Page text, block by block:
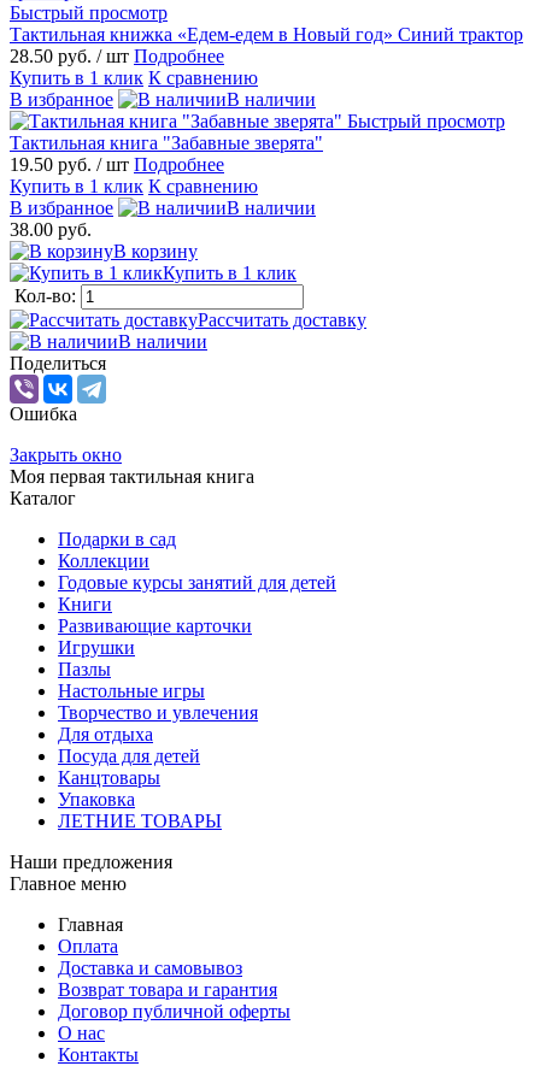
Быстрый просмотр
Тактильная книжка «Едем-едем в Новый год» Синий трактор
28.50 руб. / шт Подробнее
Купить в 1 клик К сравнению
В избранное
В наличии
Быстрый просмотр
Тактильная книга "Забавные зверята"
19.50 руб. / шт Подробнее
Купить в 1 клик К сравнению
В избранное
В наличии
38.00 руб.
В корзину
Купить в 1 клик
Кол-во:
Рассчитать доставку
В наличии
Поделиться
Ошибка
Закрыть окно
Моя первая тактильная книга
Каталог
Подарки в сад
Коллекции
Годовые курсы занятий для детей
Книги
Развивающие карточки
Игрушки
Пазлы
Настольные игры
Творчество и увлечения
Для отдыха
Посуда для детей
Канцтовары
Упаковка
ЛЕТНИЕ ТОВАРЫ
Наши предложения
Главное меню
Главная
Оплата
Доставка и самовывоз
Возврат товара и гарантия
Договор публичной оферты
О нас
Контакты